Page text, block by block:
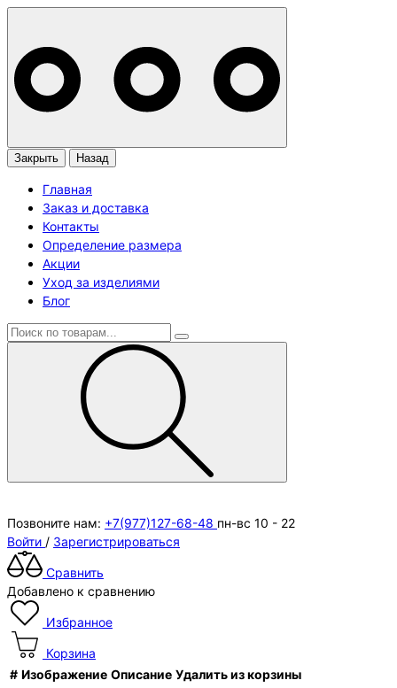
Закрыть Назад
Главная
Заказ и доставка
Контакты
Определение размера
Акции
Уход за изделиями
Блог
Позвоните нам: +7(977)127-68-48 пн-вс 10 - 22
Войти / Зарегистрироваться
Сравнить
Добавлено к сравнению
Избранное
Корзина
# Изображение Описание Удалить из корзины